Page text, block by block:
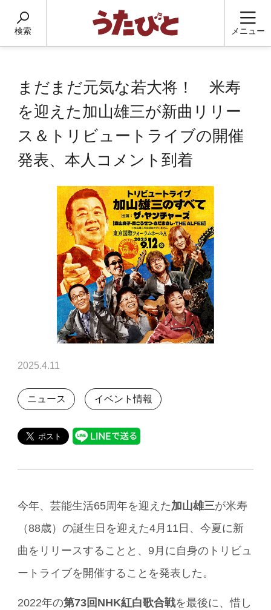
検索 メニュー
まだまだ元気な若大将！ 米寿
を迎えた加山雄三が新曲リリー
ス＆トリビュートライブの開催
発表、本人コメント到着
2025.4.11
ニュース イベント情報
今年、芸能生活65周年を迎えた加山雄三が米寿
（88歳）の誕生日を迎えた4月11日、今夏に新
曲をリリースすることと、9月に自身のトリビュ
ートライブを開催することを発表した。
2022年の第73回NHK紅白歌合戦を最後に、惜し